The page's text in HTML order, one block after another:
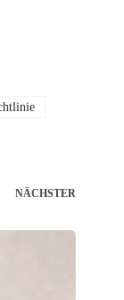
NÄCHSTER